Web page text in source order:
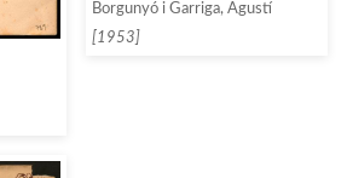
Borgunyó i Garriga, Agustí
[1953]